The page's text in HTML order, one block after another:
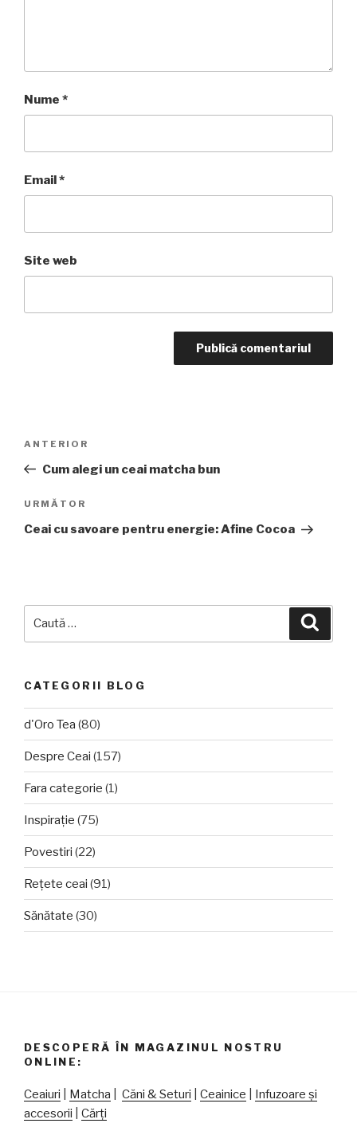
Nume *
Email*
Site web
articole
Articolul
anterior
ANTERIOR
Cum alegi un ceai matcha bun
Articolul
următor
URMĂTOR
Ceai cu savoare pentru energie: Afine Cocoa
CATEGORII BLOG
d'Oro Tea (80)
Despre Ceai (157)
Fara categorie (1)
Inspirație (75)
Povestiri (22)
Rețete ceai (91)
Sănătate (30)
DESCOPERĂ ÎN MAGAZINUL NOSTRU
ONLINE:
Ceaiuri Matcha Căni & Seturi Ceainice
Infuzoare și
accesorii
Cărți